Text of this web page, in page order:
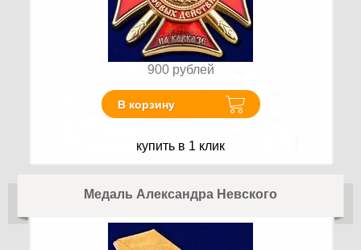
900 рублей
В корзину
купить в 1 клик
Медаль Александра Невского